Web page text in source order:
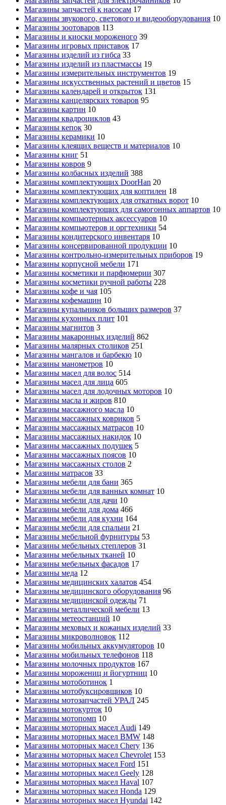
Магазины запчастей к насосам 17
Магазины звукового, светового и видеооборудования 10
Магазины зоотоваров 113
Магазины и киоски мороженого 39
Магазины игровых приставок 17
Магазины изделий из гибса 33
Магазины изделий из пластмассы 19
Магазины измерительных инструментов 19
Магазины искусственных растений и цветов 15
Магазины календарей и открыток 131
Магазины канцелярских товаров 95
Магазины картин 10
Магазины квадроциклов 43
Магазины кепок 30
Магазины керамики 10
Магазины клеящих веществ и материалов 10
Магазины книг 51
Магазины ковров 9
Магазины колбасных изделий 388
Магазины комплектующих DoorHan 20
Магазины комплектующих для коптилен 18
Магазины комплектующих для откатных ворот 10
Магазины комплектующих для самогонных аппартов 10
Магазины компьютерных аксессуаров 10
Магазины компьютеров и оргтехники 54
Магазины кондитерского инвентаря 10
Магазины консервированной продукции 10
Магазины контрольно-измерительных приборов 19
Магазины корпусной мебели 171
Магазины косметики и парфюмерии 307
Магазины косметики ручной работы 228
Магазины кофе и чая 105
Магазины кофемашин 10
Магазины купальников больших размеров 37
Магазины кухонных плит 101
Магазины магнитов 3
Магазины макаронных изделий 862
Магазины малярных столиков 251
Магазины мангалов и барбекю 10
Магазины манометров 10
Магазины масел для волос 514
Магазины масел для лица 605
Магазины масел для лодочных моторов 10
Магазины масла и жиров 810
Магазины массажного масла 10
Магазины массажных ковриков 5
Магазины массажных матрасов 10
Магазины массажных накидок 10
Магазины массажных подушек 5
Магазины массажных поясов 10
Магазины массажных столов 2
Магазины матрасов 33
Магазины мебели для бани 365
Магазины мебели для ванных комнат 10
Магазины мебели для дачи 10
Магазины мебели для дома 466
Магазины мебели для кухни 164
Магазины мебели для спальни 21
Магазины мебельной фурнитуры 53
Магазины мебельных степлеров 31
Магазины мебельных тканей 10
Магазины мебельных фасадов 17
Магазины меда 12
Магазины медицинских халатов 454
Магазины медицинского оборудования 96
Магазины медицинской одежды 71
Магазины металлической мебели 13
Магазины метеостанций 10
Магазины меховых и кожаных изделий 33
Магазины микроволновок 112
Магазины мобильных аккумуляторов 10
Магазины мобильных телефонов 118
Магазины молочных продуктов 167
Магазины морожениц и йогуртниц 10
Магазины мотоботинок 1
Магазины мотобуксировщиков 10
Магазины мотозапчастей УРАЛ 245
Магазины мотокурток 10
Магазины мотопомп 10
Магазины моторных масел Audi 149
Магазины моторных масел BMW 148
Магазины моторных масел Chery 136
Магазины моторных масел Chevrolet 153
Магазины моторных масел Ford 151
Магазины моторных масел Geely 128
Магазины моторных масел Haval 107
Магазины моторных масел Honda 129
Магазины моторных масел Hyundai 142